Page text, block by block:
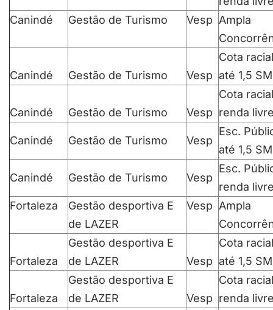
Canindé
Gestão de Turismo Vesp Ampla
Canindé Gestão de Turismo Vesp
Cota racial
até 1,5 SM
Canindé Gestão de Turismo Vesp
Cota racial
renda
Canindé Gestão de Turismo Vesp
Esc.
até 1,5 SM
Canindé Gestão de Turismo Vesp
Esc.
renda
Fortaleza
Gestão desportiva E
de LAZER
Vesp Ampla
Fortaleza
Gestão desportiva E
de LAZER
Vesp
Cota racial
até 1,5 SM
Fortaleza
Gestão desportiva E
de LAZER
Vesp
Cota racial
renda